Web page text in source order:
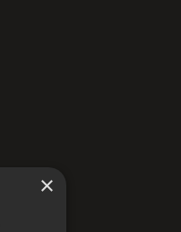
×